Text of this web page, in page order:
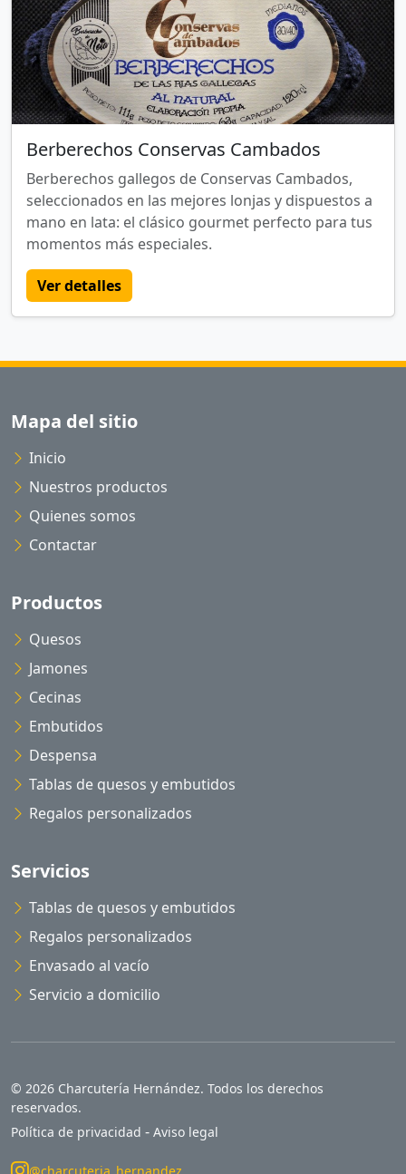
Berberechos Conservas Cambados
Berberechos gallegos de Conservas Cambados,
seleccionados en las mejores lonjas y dispuestos a
mano en lata: el clásico gourmet perfecto para tus
momentos más especiales.
Ver detalles
Mapa del sitio
Inicio
Nuestros productos
Quienes somos
Contactar
Productos
Quesos
Jamones
Cecinas
Embutidos
Despensa
Tablas de quesos y embutidos
Regalos personalizados
Servicios
Tablas de quesos y embutidos
Regalos personalizados
Envasado al vacío
Servicio a domicilio
© 2026 Charcutería Hernández. Todos los derechos
reservados.
Política de privacidad - Aviso legal
@charcuteria_hernandez